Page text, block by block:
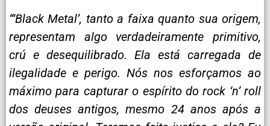
“‘Black Metal’, tanto a faixa quanto sua origem,
representam algo verdadeiramente primitivo,
crú e desequilibrado. Ela está carregada de
ilegalidade e perigo. Nós nos esforçamos ao
máximo para capturar o espírito do rock ‘n’ roll
dos deuses antigos, mesmo 24 anos após a